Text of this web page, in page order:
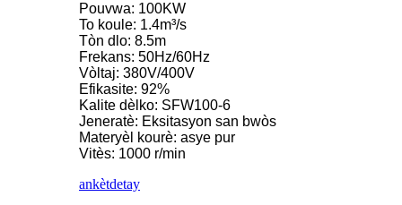
Pri dèlko turbin idwoelektrik Forster Kaplan...
320KW Jeneratè Turbine Dlo Idwolik Francis Avèk...
1200KW Jeneratè Turbin Idwoelektrik Pelton
Jeneratè idwoelektrik enèji altènatif 500KW Fra...
Pri Konstriksyon Sivil ki Ba, Segondè Efikasite, Ba Chalè...
Batri ityòm-ion 20 pye 250KWh 582KWh ki nan kontenè...
Pouvwa: 100KW
To koule: 1.4m³/s
Tòn dlo: 8.5m
Frekans: 50Hz/60Hz
Vòltaj: 380V/400V
Efikasite: 92%
Kalite dèlko: SFW100-6
Jeneratè: Eksitasyon san bwòs
Materyèl kourè: asye pur
Vitès: 1000 r/min
ankètdetay